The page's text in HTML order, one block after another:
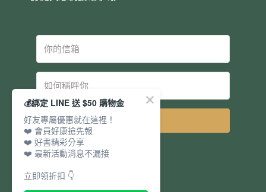
💰綁定 LINE 送 $50 購物金
好友專屬優惠就在這裡！
❤️ 會員好康搶先報
❤️ 好書精彩分享
❤️ 最新活動消息不漏接
立即領折扣 👇